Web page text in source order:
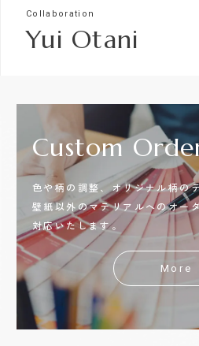
Collaboration
Yui Otani
Custom
色や柄の調整、オリジナル柄の
壁紙以外のマテリアルへのオー
対応いたします。
More